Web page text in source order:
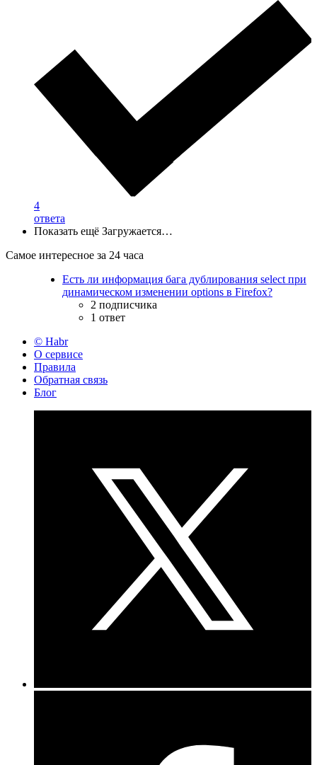
4
ответа
Показать ещё Загружается…
Самое интересное за 24 часа
Есть ли информация бага дублирования select при
динамическом изменении options в Firefox?
2 подписчика
1 ответ
© Habr
О сервисе
Правила
Обратная связь
Блог